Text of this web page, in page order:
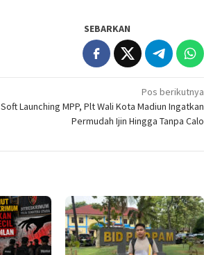
SEBARKAN
Pos berikutnya
Soft Launching MPP, Plt Wali Kota Madiun Ingatkan
Permudah Ijin Hingga Tanpa Calo